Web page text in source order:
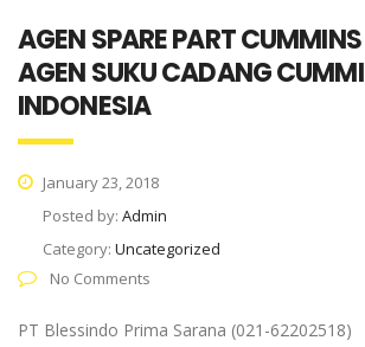
AGEN SPARE PART CUMMINS
AGEN SUKU CADANG
INDONESIA
January 23, 2018
Posted by: Admin
Category: Uncategorized
No Comments
PT Blessindo Prima Sarana (021-62202518)